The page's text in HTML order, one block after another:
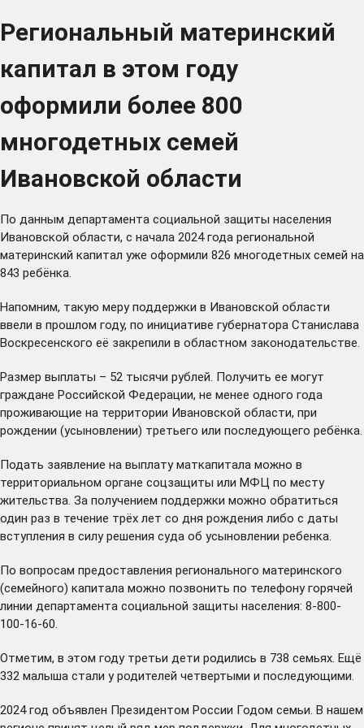
Региональный материнский
капитал в этом году
оформили более 800
многодетных семей
Ивановской области
По данным департамента социальной защиты населения
Ивановской области, с начала 2024 года региональной
материнский капитал уже оформили 826 многодетных семей на
843 ребёнка.
Напомним, такую меру поддержки в Ивановской области
ввели в прошлом году, по инициативе губернатора Станислава
Воскресенского её закрепили в областном законодательстве.
Размер выплаты – 52 тысячи рублей. Получить ее могут
граждане Российской Федерации, не менее одного года
проживающие на территории Ивановской области, при
рождении (усыновлении) третьего или последующего ребёнка.
Подать заявление на выплату маткапитала можно в
территориальном органе соцзащиты или МФЦ по месту
жительства. За получением поддержки можно обратиться
один раз в течение трёх лет со дня рождения либо с даты
вступления в силу решения суда об усыновлении ребенка.
По вопросам предоставления регионального материнского
(семейного) капитала можно позвонить по телефону горячей
линии департамента социальной защиты населения: 8-800-
100-16-60.
Отметим, в этом году третьи дети родились в 738 семьях. Ещё
332 малыша стали у родителей четвертыми и последующими.
2024 год объявлен Президентом России Годом семьи. В нашем